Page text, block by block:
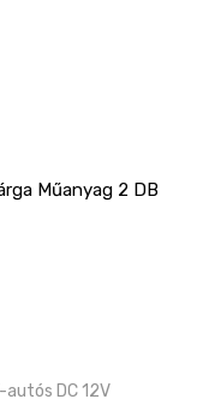
Műanyag 2 DB